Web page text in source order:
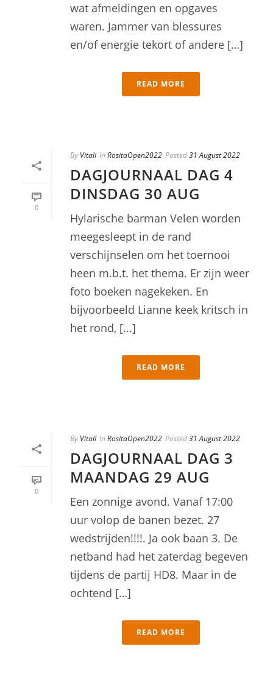
wat afmeldingen en opgaves
waren. Jammer van blessures
en/of energie tekort of andere […]
READ MORE
0
By Vitali In RositaOpen2022 Posted31 August 2022
DAGJOURNAAL DAG 4
DINSDAG 30 AUG
Hylarische barman Velen worden
meegesleept in de rand
verschijnselen om het toernooi
heen m.b.t. het thema. Er zijn weer
foto boeken nagekeken. En
bijvoorbeeld Lianne keek kritsch in
het rond, [...]
READ MORE
0
By Vitali In RositaOpen2022 Posted31 August 2022
DAGJOURNAAL DAG 3
MAANDAG 29 AUG
Een zonnige avond. Vanaf 17:00
uur volop de banen bezet. 27
wedstrijden!!!!. Ja ook baan 3. De
netband had het zaterdag begeven
tijdens de partij HD8. Maar in de
ochtend […]
READ MORE